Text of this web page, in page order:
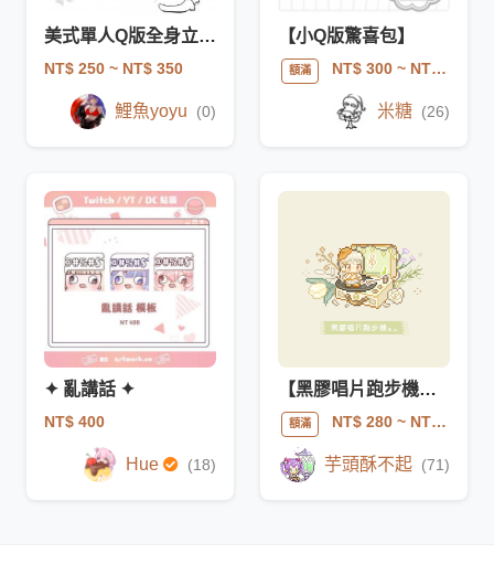
美式單人Q版全身立繪 - 精緻客製化/換裝
NT$ 250 ~ NT$ 350
鯉魚yoyu (0)
【小Q版驚喜包】
額滿 NT$ 300~ NT$ 600
米糖 (26)
✦ 亂講話 ✦
NT$ 400
Hue (18)
【黑膠唱片跑步機】-像素模板
額滿 NT$ 280~ NT$ 500
芋頭酥不起 (71)